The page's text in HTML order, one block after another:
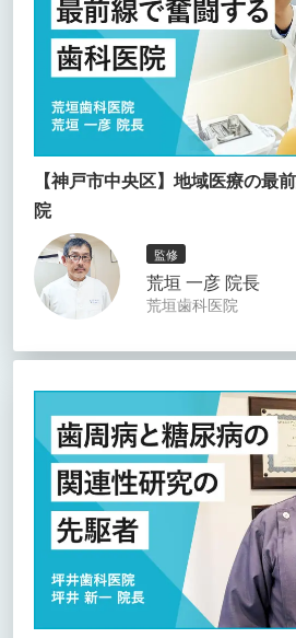
【神戸市中央区】地域医療の最
院
監修
荒垣 一彦 院長
荒垣歯科医院